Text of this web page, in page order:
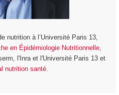
nutrition à l’Université Paris 13,
en Épidémiologie Nutritionnelle,
l'Inra et l'Université Paris 13 et
nutrition santé.